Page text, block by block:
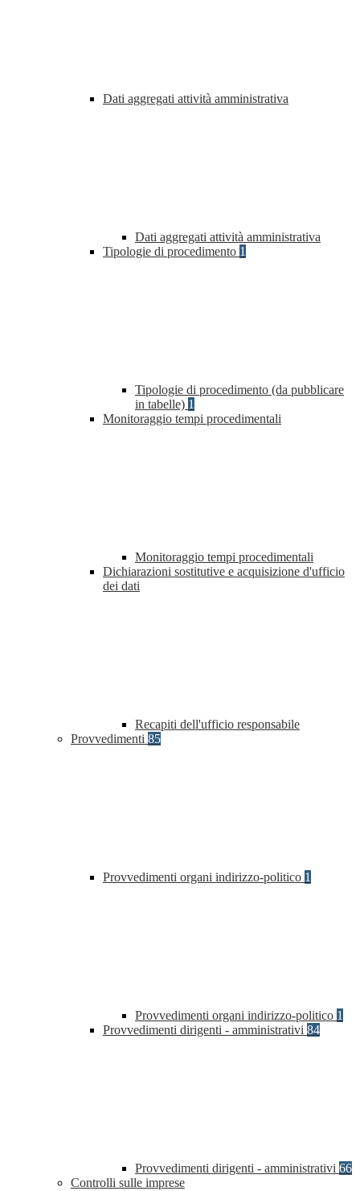
Dati aggregati attività amministrativa
Dati aggregati attività amministrativa
Tipologie di procedimento 1
Tipologie di procedimento (da pubblicare
in tabelle) 1
Monitoraggio tempi procedimentali
Monitoraggio tempi procedimentali
Dichiarazioni sostitutive e acquisizione d'ufficio
dei dati
Recapiti dell'ufficio responsabile
Provvedimenti 85
Provvedimenti organi indirizzo-politico 1
Provvedimenti organi indirizzo-politico 1
Provvedimenti dirigenti - amministrativi 84
Provvedimenti dirigenti - amministrativi 66
Controlli sulle imprese